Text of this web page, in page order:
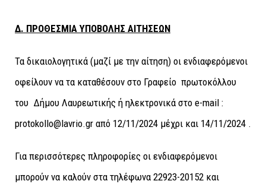
Δ. ΠΡΟΘΕΣΜΙΑ ΥΠΟΒΟΛΗΣ ΑΙΤΗΣΕΩΝ
Τα δικαιολογητικά (μαζί με την αίτηση) οι ενδιαφερόμενοι
οφείλουν να τα καταθέσουν στο Γραφείο πρωτοκόλλου
του Δήμου Λαυρεωτικής ή ηλεκτρονικά στο e-mail :
protokollo@lavrio.gr από 12/11/2024 μέχρι και 14/11/2024 .
Για περισσότερες πληροφορίες οι ενδιαφερόμενοι
μπορούν να καλούν στα τηλέφωνα 22923-20152 και